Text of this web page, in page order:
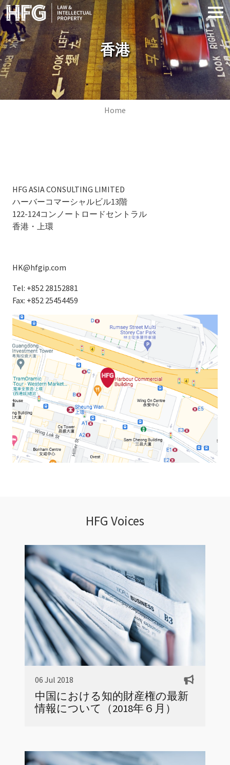
Skip to main content
Image
香港
Breadcrumb
Home
HFG ASIA CONSULTING LIMITED
ハーバーコマーシャルビル13階
122-124コンノートロードセントラル
香港・上環
HK@hfgip.com
Tel: +852 28152881
Fax: +852 25454459
Image
HFG Voices
06 Jul 2018
中国における知的財産権の最新
情報について（2018年６月）